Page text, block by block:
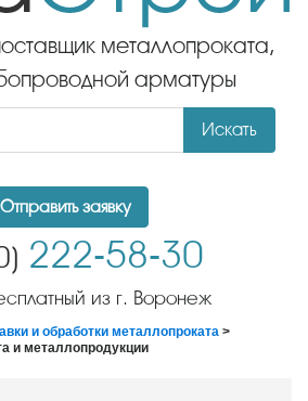
металлопроката,
арматуры
Искать
Отправить заявку
222-58-30
из г. Воронеж
и обработки металлопроката >
и металлопродукции